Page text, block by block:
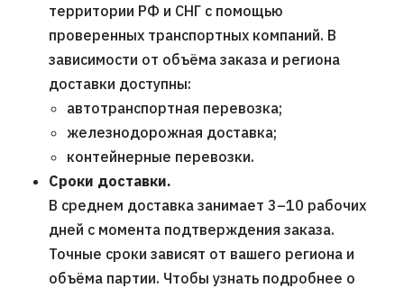
территории РФ и СНГ с помощью
проверенных транспортных компаний. В
зависимости от объёма заказа и региона
доставки доступны:
автотранспортная перевозка;
железнодорожная доставка;
контейнерные перевозки.
Сроки доставки.
В среднем доставка занимает 3–10 рабочих
дней с момента подтверждения заказа.
Точные сроки зависят от вашего региона и
объёма партии. Чтобы узнать подробнее о